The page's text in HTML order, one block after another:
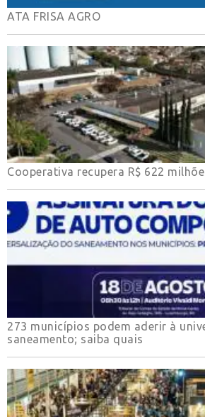
ATA FRISA AGRO
Cooperativa recupera R$ 622
273 municípios podem aderir à
saneamento; saiba quais